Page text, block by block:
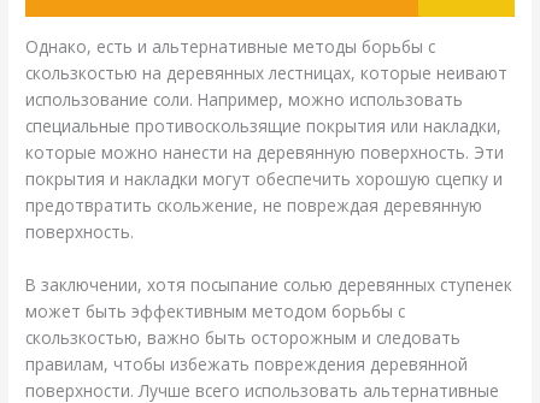
Однако, есть и альтернативные методы борьбы с
скользкостью на деревянных лестницах, которые неивают
использование соли. Например, можно использовать
специальные противоскользящие покрытия или накладки,
которые можно нанести на деревянную поверхность. Эти
покрытия и накладки могут обеспечить хорошую сцепку и
предотвратить скольжение, не повреждая деревянную
поверхность.
В заключении, хотя посыпание солью деревянных ступенек
может быть эффективным методом борьбы с
скользкостью, важно быть осторожным и следовать
правилам, чтобы избежать повреждения деревянной
поверхности. Лучше всего использовать альтернативные